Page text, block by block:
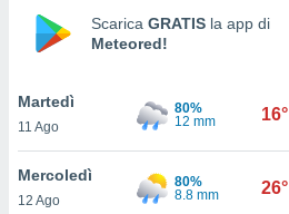
nella
cookie
il tuo
Scarica GRATIS la app di
Meteored!
Martedì
11 Ago
80%
12 mm
16°
Mercoledì
12 Ago
80%
8.8 mm
26°